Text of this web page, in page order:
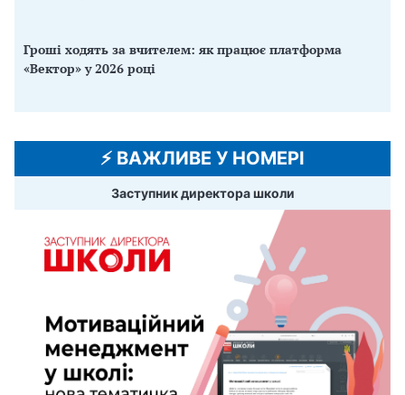
Гроші ходять за вчителем: як працює платформа
«Вектор» у 2026 році
⚡️ ВАЖЛИВЕ У НОМЕРІ
Заступник директора школи